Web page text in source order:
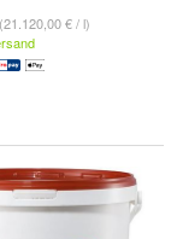
(21.120,00 € / l)